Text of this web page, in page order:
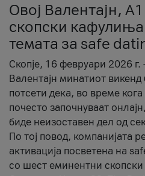
Овој Валентајн,
скопски кафулиња
темата за safe
Скопје, 16 февруари 2026
Валентајн минатиот
потсети дека, во време
почесто започнуваат
биде неизоставен дел од
По тој повод, компанијата
активација посветена на
со шест еминентни